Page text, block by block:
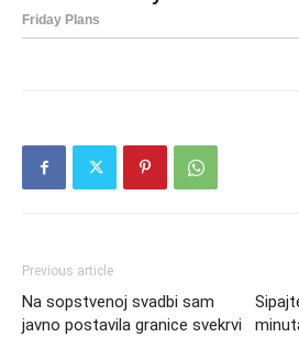
Previous article
Na sopstvenoj svadbi sam
javno postavila granice svekrvi